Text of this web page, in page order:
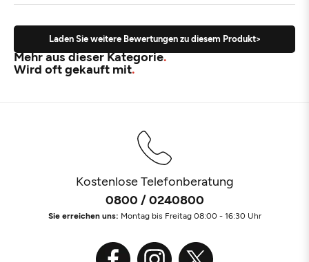
Laden Sie weitere Bewertungen zu diesem Produkt>
Mehr aus dieser Kategorie
Wird oft gekauft mit
Kostenlose Telefonberatung
0800 / 0240800
Sie erreichen uns: Montag bis Freitag 08:00 - 16:30 Uhr